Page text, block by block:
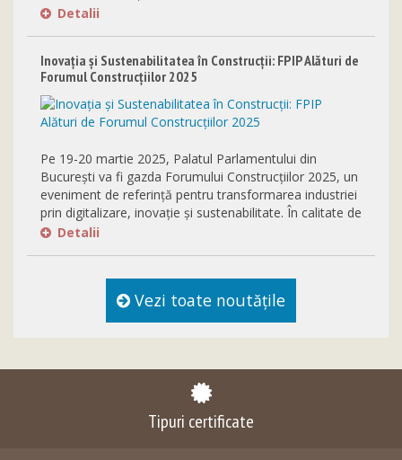
Detalii
Inovația și Sustenabilitatea în Construcții: FPIP Alături de
Forumul Construcțiilor 2025
Pe 19-20 martie 2025, Palatul Parlamentului din
București va fi gazda Forumului Construcțiilor 2025, un
eveniment de referință pentru transformarea industriei
prin digitalizare, inovație și sustenabilitate. În calitate de
partener neguvernamental, FPIP se alătură acestui
vor remodela industria.
Detalii
Vezi toate noutăţile
Tipuri certificate